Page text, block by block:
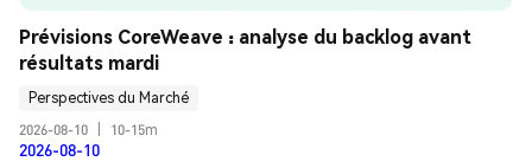
Prévisions CoreWeave : analyse du backlog avant
résultats mardi
Perspectives du Marché
2026-08-10
10-15m
2026-08-10